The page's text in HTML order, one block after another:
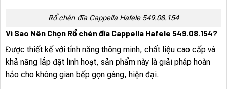
Rổ chén đĩa Cappella Hafele 549.08.154
Vì Sao Nên Chọn Rổ chén đĩa Cappella Hafele 549.08.154?
Được thiết kế với tính năng thông minh, chất liệu cao cấp và
khả năng lắp đặt linh hoạt, sản phẩm này là giải pháp hoàn
hảo cho không gian bếp gọn gàng, hiện đại.